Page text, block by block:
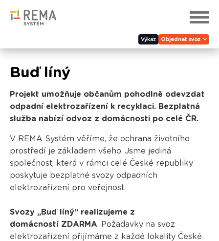
Výkaz Objednat svoz
Buď líný
Projekt umožňuje občanům pohodlně odevzdat
odpadní elektrozařízení k recyklaci. Bezplatná
služba nabízí odvoz z domácnosti po celé ČR.
V REMA Systém věříme, že ochrana životního
prostředí je základem všeho. Jsme jediná
společnost, která v rámci celé České republiky
poskytuje bezplatné svozy odpadních
elektrozařízení pro veřejnost.
Svozy „Buď líný“ realizujeme z
domácností ZDARMA. Požadavky na svoz
elektrozařízení přijímáme z každé lokality České